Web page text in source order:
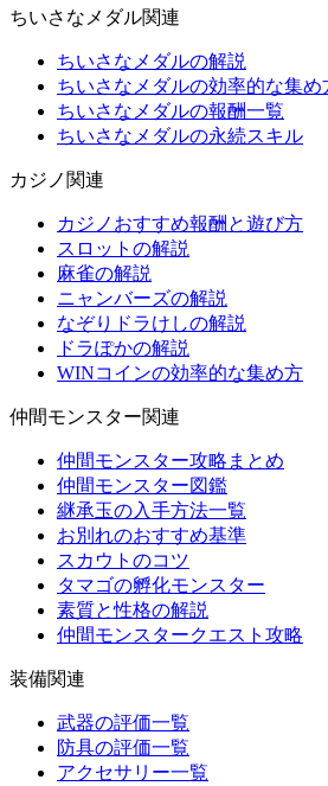
ちいさなメダル関連
ちいさなメダルの解説
ちいさなメダルの効率的な集め
ちいさなメダルの報酬一覧
ちいさなメダルの永続スキル
カジノ関連
カジノおすすめ報酬と遊び方
スロットの解説
麻雀の解説
ニャンバーズの解説
なぞりドラけしの解説
ドラぽかの解説
WINコインの効率的な集め方
仲間モンスター関連
仲間モンスター攻略まとめ
仲間モンスター図鑑
継承玉の入手方法一覧
お別れのおすすめ基準
スカウトのコツ
タマゴの孵化モンスター
素質と性格の解説
仲間モンスタークエスト攻略
装備関連
武器の評価一覧
防具の評価一覧
アクセサリー一覧